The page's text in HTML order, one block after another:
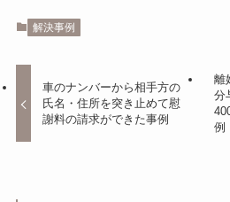
解決事例
車のナンバーから相手方の
氏名・住所を突き止めて慰
謝料の請求ができた事例
離
分
例